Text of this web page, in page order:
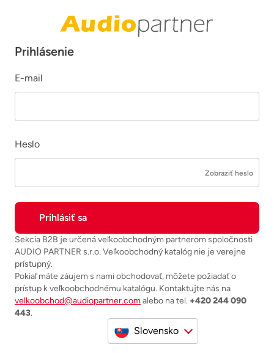
Prihlásenie
E-mail
Heslo
Zobraziť heslo
Sekcia B2B je určená veľkoobchodným partnerom spoločnosti
AUDIO PARTNER s.r.o. Veľkoobchodný katalóg nie je verejne
prístupný.
Pokiaľ máte záujem s nami obchodovať, môžete požiadať o
prístup k veľkoobchodnému katalógu. Kontaktujte nás na
velkoobchod@audiopartner.comalebo na tel. +420 244 090
443.
Slovensko